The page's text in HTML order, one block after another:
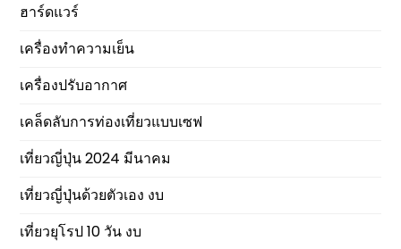
ฮาร์ดแวร์
เครื่องทำความเย็น
เครื่องปรับอากาศ
เคล็ดลับการท่องเที่ยวแบบเซฟ
เที่ยวญี่ปุ่น 2024 มีนาคม
เที่ยวญี่ปุ่นด้วยตัวเอง งบ
เที่ยวยุโรป 10 วัน งบ